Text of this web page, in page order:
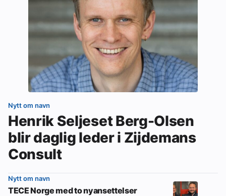
Nytt om navn
Henrik Seljeset Berg-Olsen
blir daglig leder i Zijdemans
Consult
Nytt om navn
TECE Norge med to nyansettelser